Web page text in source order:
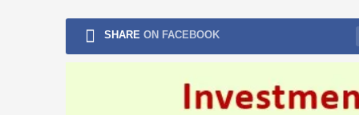
Formular
SHARE ON FACEBOOK